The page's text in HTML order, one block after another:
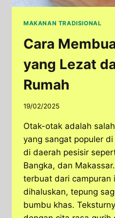
MAKANAN TRADISIONAL
Cara
yang Lezat
Rumah
19/02/2025
Otak-otak adalah
yang sangat populer
di daerah pesisir
Bangka, dan
terbuat dari campuran
dihaluskan, tepung
bumbu khas.